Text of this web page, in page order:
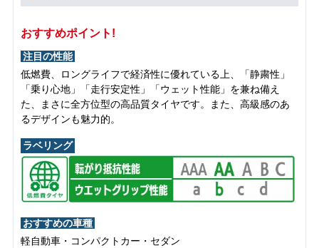
おすすめポイント!
注目の性能
低燃費、ロングライフで経済性に優れている上、「静粛性」
「乗り心地」「走行安定性」「ウェット性能」を兼ね備え
た、まさに全方位型の高品質タイヤです。また、高級感のあ
るデザインも魅力的。
ラベリング
おすすめの車種
軽自動車・コンパクトカー・セダン